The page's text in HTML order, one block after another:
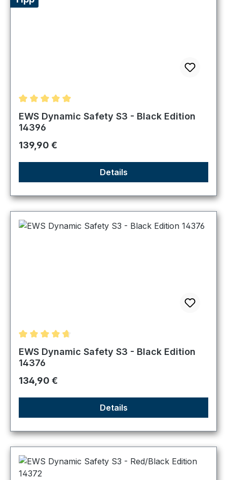
Durchschnittliche Bewertung von 5 von 5 Sternen
EWS Dynamic Safety S3 - Black Edition
14396
Regulärer Preis:
139,90 €
Details
Durchschnittliche Bewertung von 4.83 von 5 Sternen
EWS Dynamic Safety S3 - Black Edition
14376
Regulärer Preis:
134,90 €
Details